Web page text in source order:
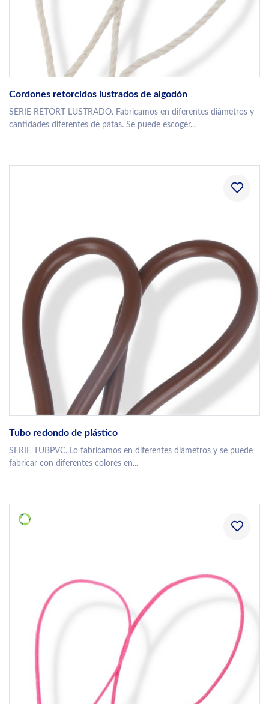
Cordones retorcidos lustrados de algodón
SERIE RETORT LUSTRADO. Fabricamos en diferentes diámetros y
cantidades diferentes de patas. Se puede escoger...
Tubo redondo de plástico
SERIE TUBPVC. Lo fabricamos en diferentes diámetros y se puede
fabricar con diferentes colores en...